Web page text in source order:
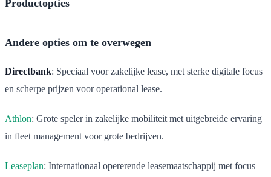
Productopties
Andere opties om te overwegen
Directbank: Speciaal voor zakelijke lease, met sterke digitale focus
en scherpe prijzen voor operational lease.
Athlon: Grote speler in zakelijke mobiliteit met uitgebreide ervaring
in fleet management voor grote bedrijven.
Leaseplan: Internationaal opererende leasemaatschappij met focus